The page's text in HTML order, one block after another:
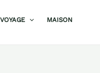
VOYAGE MAISON